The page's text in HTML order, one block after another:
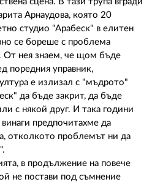
Арнаудова, която 20
студио "Арабеск" в елитен
се бореше с проблема
От нея знаем, че щом бъде
поредния управник,
е излизал с "мъдрото"
да бъде закрит, да бъде
с някой друг. И така години
предпочитахме да
отколкото проблемът ни да
в продължение на повече
не постави под съмнение